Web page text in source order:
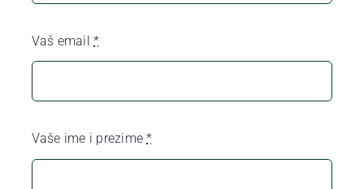
Vaš email*
Vaše ime i prezime*